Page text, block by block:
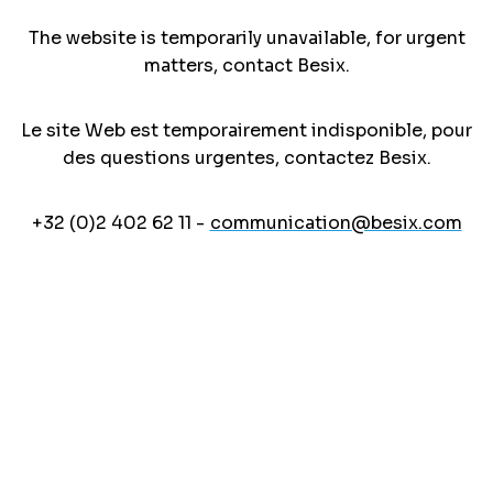
The website is temporarily unavailable, for urgent
matters, contact Besix.
Le site Web est temporairement indisponible, pour
des questions urgentes, contactez Besix.
+32 (0)2 402 62 11 - communication@besix.com